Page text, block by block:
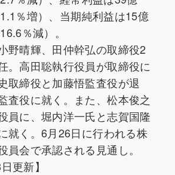
％増）、当期純利益は15億
％減）。
野晴輝、田仲幹弘の取締役2
。高田聡執行役員が取締役に
取締役と加藤悟監査役が退
査役に就く。また、松本俊之
員に、堀内洋一氏と志賀国隆
就く。6月26日に行われる株
員会で承認される見通し。
更新】